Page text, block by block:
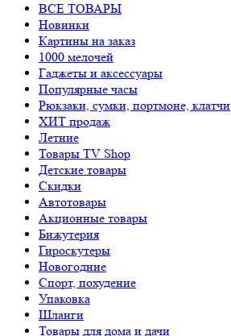
ВСЕ ТОВАРЫ
Новинки
Картины на заказ
1000 мелочей
Гаджеты и аксессуары
Популярные часы
Рюкзаки, сумки, портмоне, клатчи
ХИТ продаж
Летние
Товары TV Shop
Детские товары
Cкидки
Автотовары
Акционные товары
Бижутерия
Гироскутеры
Новогодние
Спорт, похудение
Упаковка
Шланги
Товары для дома и дачи